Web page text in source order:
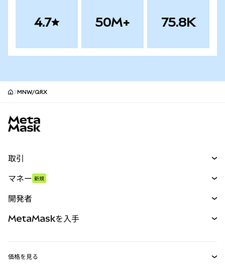
4.7 50M+ 75.8K
MNW/QRX
取引
パーペチュアル
RWA
マネー 新規
開発者
MetaMaskを入手
価格を見る